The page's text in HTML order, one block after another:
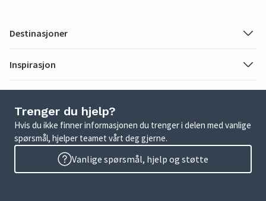
Destinasjoner
Inspirasjon
Trenger du hjelp?
Hvis du ikke finner informasjonen du trenger i delen med vanlige
spørsmål, hjelper teamet vårt deg gjerne.
Vanlige spørsmål, hjelp og støtte